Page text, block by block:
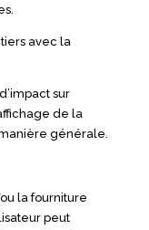
avec la
sur
de la
générale.
la fourniture
peut